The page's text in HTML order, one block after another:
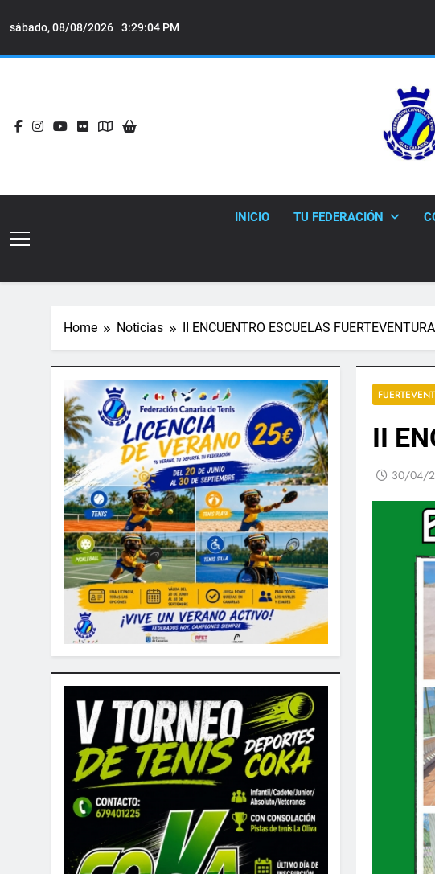
tosábado, 08/08/2026 3:29:05 PM
INICIO TU FEDERACIÓN
Home Noticias II ENCUENTRO ESCUELAS FUERTEVENTURA
II
30/04/